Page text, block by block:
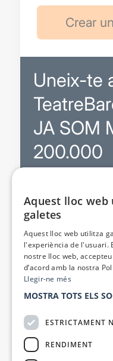
Uneix-te
JA SOM
200.000
Sortejos
Butlletins
Valora
Canal oficial
Aquest lloc web
galetes
Aquest lloc web utilitza
l'experiència de l'usuari.
nostre lloc web,
d’acord amb la nostra
Llegir-ne més
MOSTRA TOTS ELS
ESTRICTAMENT
RENDIMENT